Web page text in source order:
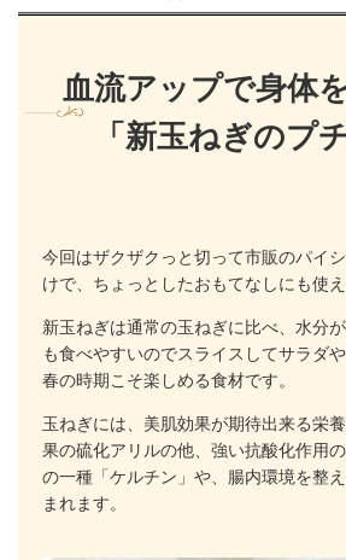
血流アップで身体
「新玉ねぎのプ
今回はザクザクっと切って市販のパイ
けで、ちょっとしたおもてなしにも使え
新玉ねぎは通常の玉ねぎに比べ、水分
も食べやすいのでスライスしてサラダ
春の時期こそ楽しめる食材です。
玉ねぎには、美肌効果が期待出来る栄
果の硫化アリルの他、強い抗酸化作用
の一種「ケルチン」や、腸内環境を整
まれます。